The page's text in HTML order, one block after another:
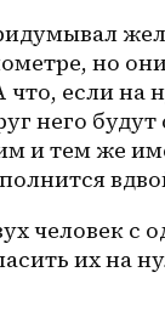
но
что, если на
него будут
и тем же
человек с
их на